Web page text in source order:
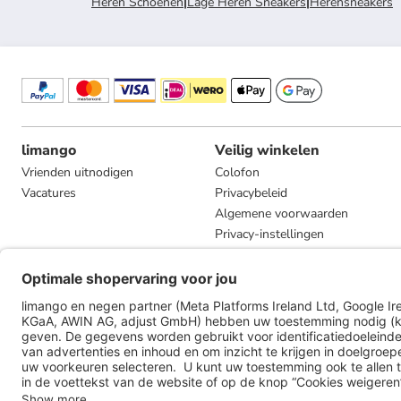
limango
Vrienden uitnodigen
Vacatures
Veilig winkelen
Colofon
Privacybeleid
Algemene voorwaarden
Privacy-instellingen
Compliance